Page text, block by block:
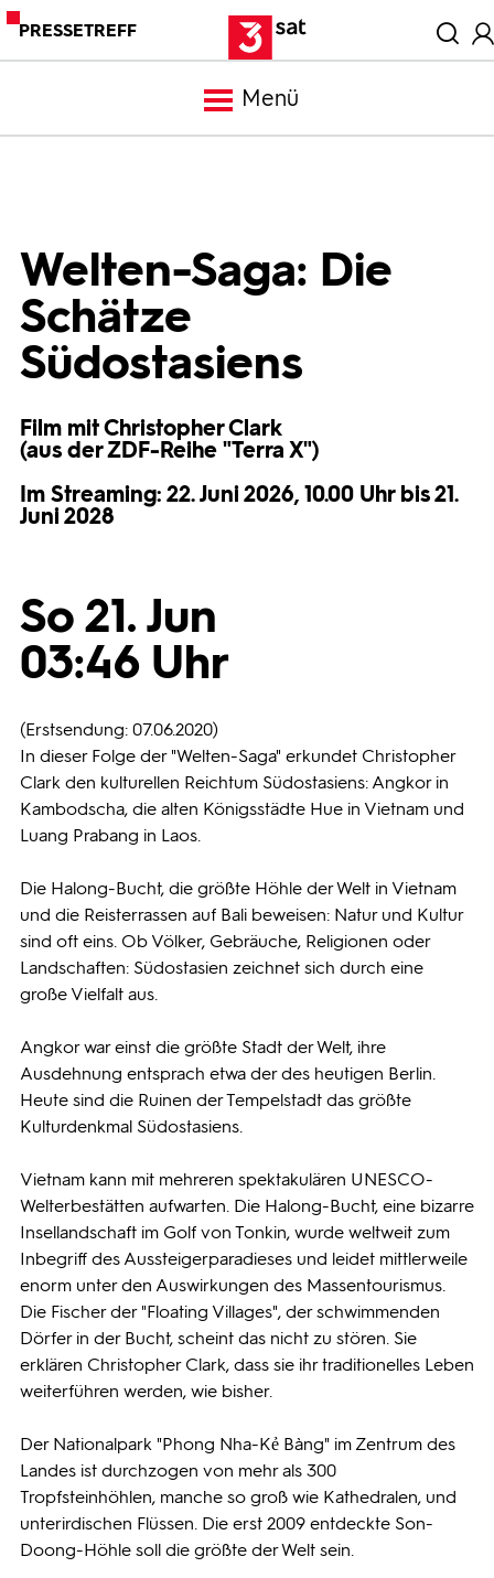
PRESSETREFF
Menü
Bilder
Welten-Saga: Die
Schätze
Südostasiens
Film mit Christopher Clark
(aus der ZDF-Reihe "Terra X")
Im Streaming: 22. Juni 2026, 10.00 Uhr bis 21.
Juni 2028
So 21. Jun
03:46 Uhr
(Erstsendung: 07.06.2020)
In dieser Folge der "Welten-Saga" erkundet Christopher
Clark den kulturellen Reichtum Südostasiens: Angkor in
Kambodscha, die alten Königsstädte Hue in Vietnam und
Luang Prabang in Laos.
Die Halong-Bucht, die größte Höhle der Welt in Vietnam
und die Reisterrassen auf Bali beweisen: Natur und Kultur
sind oft eins. Ob Völker, Gebräuche, Religionen oder
Landschaften: Südostasien zeichnet sich durch eine
große Vielfalt aus.
Angkor war einst die größte Stadt der Welt, ihre
Ausdehnung entsprach etwa der des heutigen Berlin.
Heute sind die Ruinen der Tempelstadt das größte
Kulturdenkmal Südostasiens.
Vietnam kann mit mehreren spektakulären UNESCO-
Welterbestätten aufwarten. Die Halong-Bucht, eine bizarre
Insellandschaft im Golf von Tonkin, wurde weltweit zum
Inbegriff des Aussteigerparadieses und leidet mittlerweile
enorm unter den Auswirkungen des Massentourismus.
Die Fischer der "Floating Villages", der schwimmenden
Dörfer in der Bucht, scheint das nicht zu stören. Sie
erklären Christopher Clark, dass sie ihr traditionelles Leben
weiterführen werden, wie bisher.
Der Nationalpark "Phong Nha-Kẻ Bàng" im Zentrum des
Landes ist durchzogen von mehr als 300
Tropfsteinhöhlen, manche so groß wie Kathedralen, und
unterirdischen Flüssen. Die erst 2009 entdeckte Son-
Doong-Höhle soll die größte der Welt sein.